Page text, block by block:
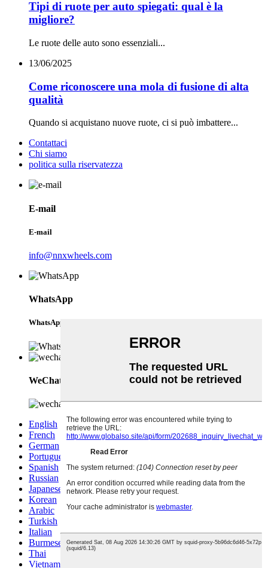
Tipi di ruote per auto spiegati: qual è la
migliore?
Le ruote delle auto sono essenziali...
13/06/2025
Come riconoscere una mola di fusione di alta
qualità
Quando si acquistano nuove ruote, ci si può imbattere...
Contattaci
Chi siamo
politica sulla riservatezza
E-mail
E-mail
info@nnxwheels.com
WhatsApp
WhatsApp
WeChat
English
French
German
Portuguese
Spanish
Russian
Japanese
Korean
Arabic
Turkish
Italian
Burmese
Thai
Vietnamese